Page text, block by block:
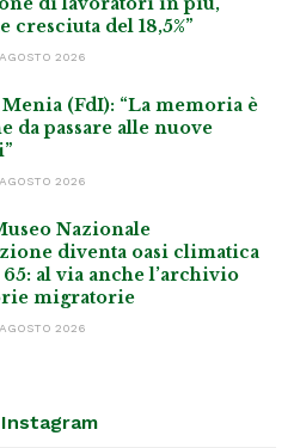
cresciuta del 18,5%”
2026
(FdI): “La memoria è
da passare alle nuove
2026
Nazionale
diventa oasi climatica
al via anche l’archivio
migratorie
2026